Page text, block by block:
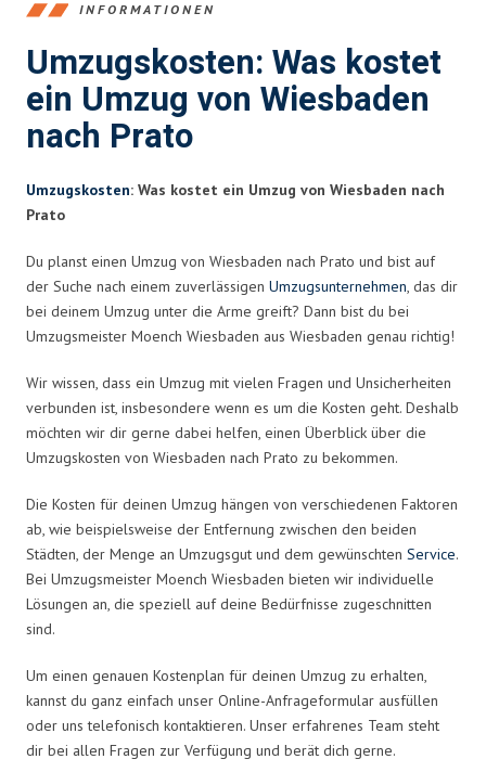
INFORMATIONEN
Umzugskosten: Was kostet
ein Umzug von Wiesbaden
nach Prato
Umzugskosten: Was kostet ein Umzug von Wiesbaden nach
Prato
Du planst einen Umzug von Wiesbaden nach Prato und bist auf
der Suche nach einem zuverlässigen Umzugsunternehmen, das dir
bei deinem Umzug unter die Arme greift? Dann bist du bei
Umzugsmeister Moench Wiesbaden aus Wiesbaden genau richtig!
Wir wissen, dass ein Umzug mit vielen Fragen und Unsicherheiten
verbunden ist, insbesondere wenn es um die Kosten geht. Deshalb
möchten wir dir gerne dabei helfen, einen Überblick über die
Umzugskosten von Wiesbaden nach Prato zu bekommen.
Die Kosten für deinen Umzug hängen von verschiedenen Faktoren
ab, wie beispielsweise der Entfernung zwischen den beiden
Städten, der Menge an Umzugsgut und dem gewünschten Service.
Bei Umzugsmeister Moench Wiesbaden bieten wir individuelle
Lösungen an, die speziell auf deine Bedürfnisse zugeschnitten
sind.
Um einen genauen Kostenplan für deinen Umzug zu erhalten,
kannst du ganz einfach unser Online-Anfrageformular ausfüllen
oder uns telefonisch kontaktieren. Unser erfahrenes Team steht
dir bei allen Fragen zur Verfügung und berät dich gerne.